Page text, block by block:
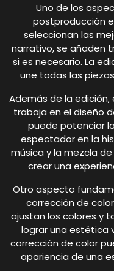
Uno de los
postproducción
seleccionan las
narrativo, se añaden
si es necesario. La
une todas las
Además de la
trabaja en el diseño
puede potenciar
espectador en la
música y la mezcla
crear una
Otro aspecto
corrección de
ajustan los colores y
lograr una estética
corrección de color
apariencia de una